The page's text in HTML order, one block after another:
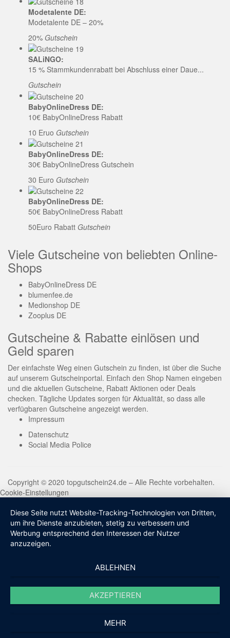
Modetalente DE:
Modetalente DE – 20%
20% Gutschein
SALiNGO:
15 % Stammkundenrabatt bei Abschluss einer Daue...
Gutschein
BabyOnlineDress DE:
10€ BabyOnlineDress Rabatt
10 Eruo Gutschein
BabyOnlineDress DE:
30€ BabyOnlineDress Gutschein
30 Euro Gutschein
BabyOnlineDress DE:
50€ BabyOnlineDress Rabatt
50Euro Rabatt Gutschein
Viele Gutscheine von beliebten Online-
Shops
BabyOnlineDress DE
blumenfee.de
Medionshop DE
Zooplus DE
Gutscheine & Rabatte einlösen und
Geld sparen
Der einfachste Weg einen Gutschein zu finden, ist über die Suche
auf unserem Gutscheinportal. Einfach den Shop Namen eingeben
und die aktuellen Gutscheine, Rabatt Aktionen oder Deals
checken. Tägliche Updates sorgen für Aktualität, so dass alle
verfügbaren Gutscheine angezeigt werden.
Impressum
Datenschutz
Social Media Police
Copyright © 2020 topgutschein24.de – Alle Rechte vorbehalten.
Cookie-Einstellungen
Diese Seite nutzt Website-Tracking-Technologien von Dritten,
um ihre Dienste anzubieten, stetig zu verbessern und
Werbung entsprechend den Interessen der Nutzer
anzuzeigen.
ABLEHNEN
AKZEPTIEREN
MEHR